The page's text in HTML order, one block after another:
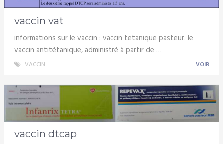
vaccin vat
informations sur le vaccin : vaccin tetanique pasteur. le
vaccin antitétanique, administré à partir de …
VACCIN VOIR
vaccin dtcap